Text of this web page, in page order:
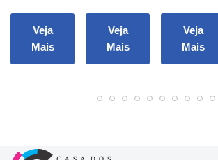
Veja
Mais
Veja
Mais
Veja
Mais